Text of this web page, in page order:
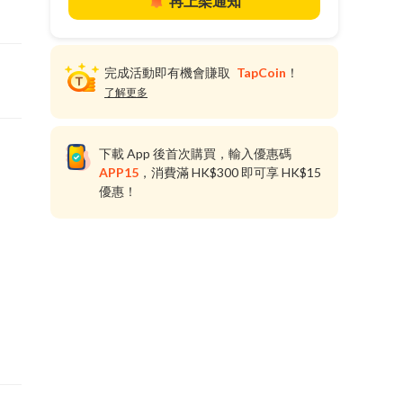
完成活動即有機會賺取 TapCoin ！
了解更多
下載 App 後首次購買，輸入優惠碼
APP15 ，消費滿 HK$300 即可享 HK$15
優惠！